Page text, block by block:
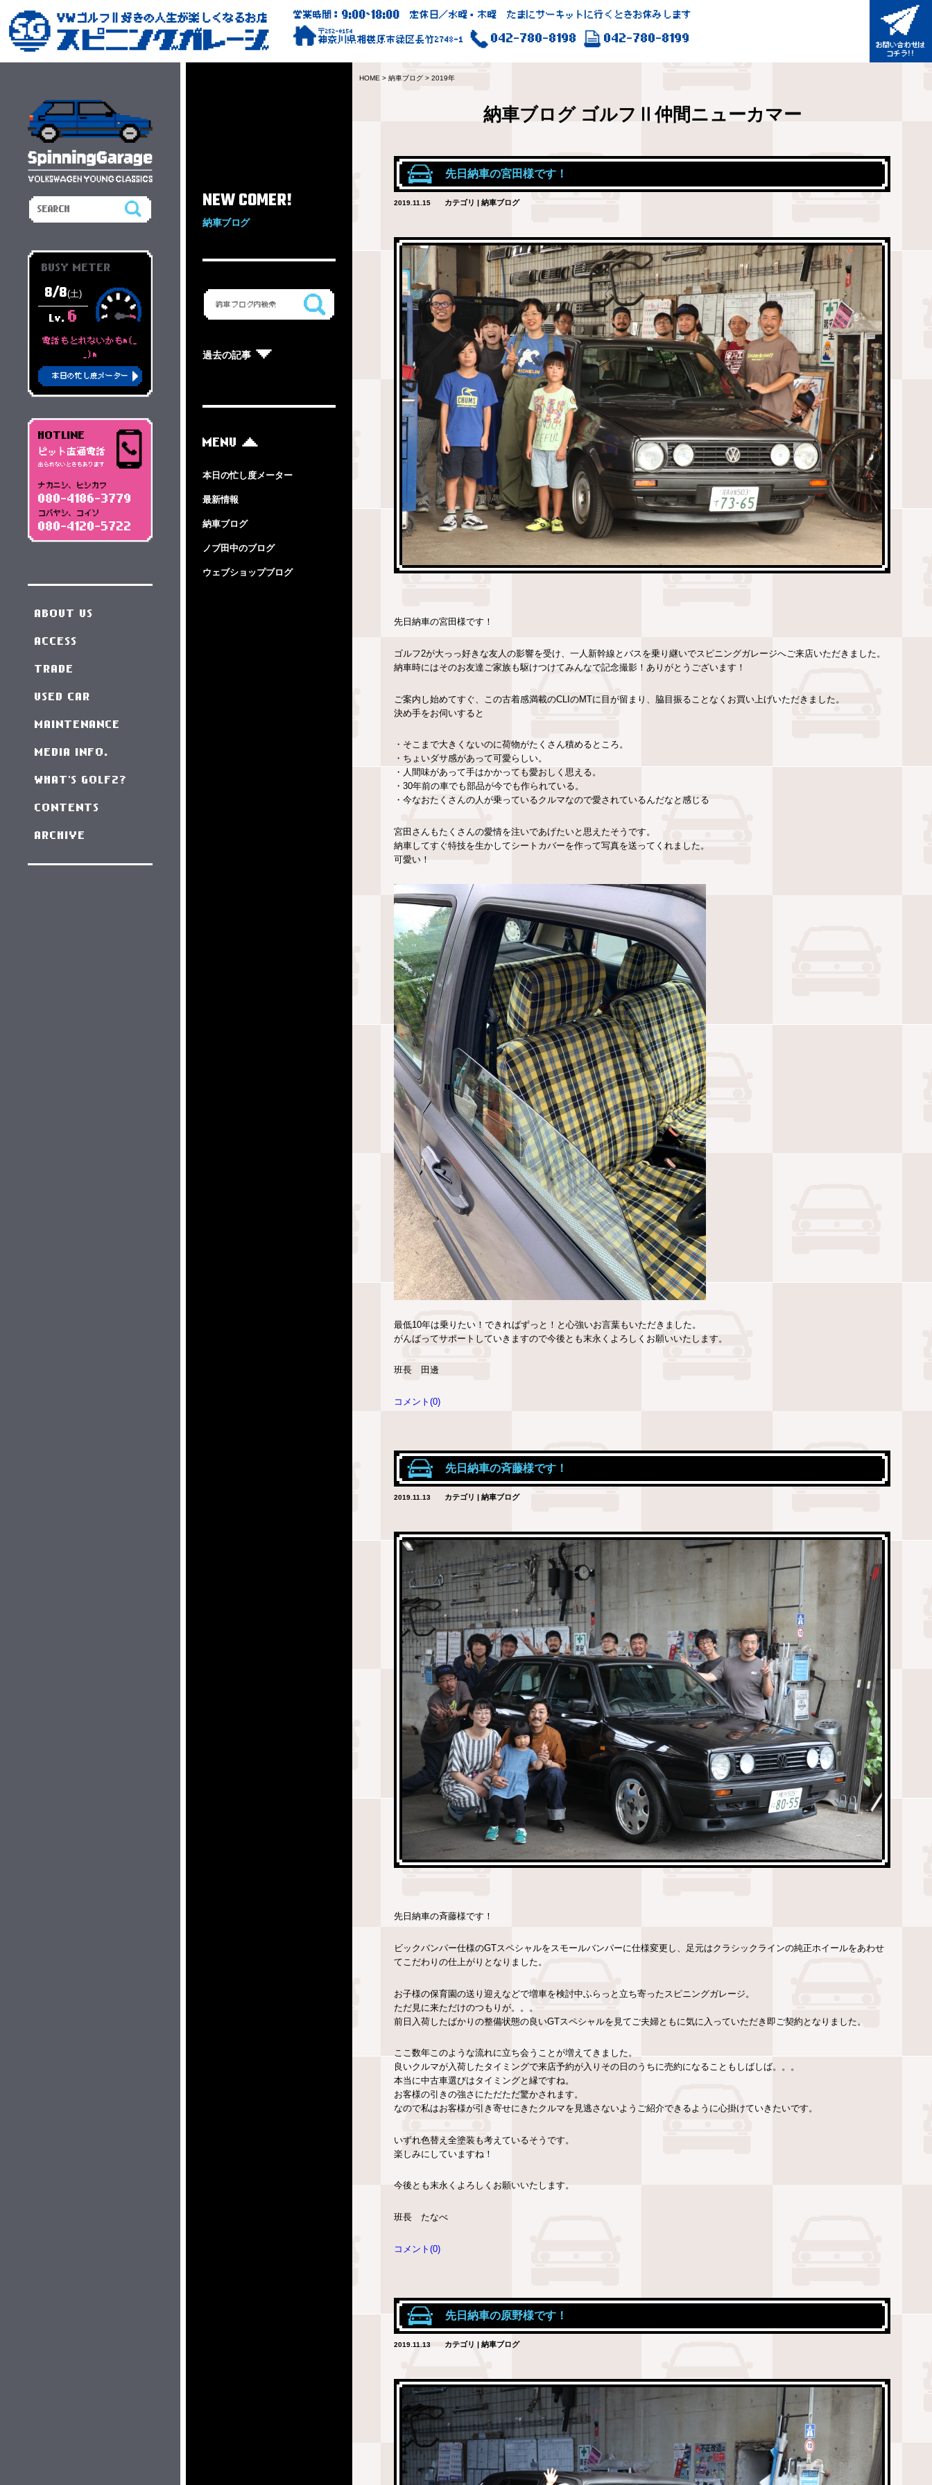
営業時間：9:00~18:00 定休日／水曜・木曜 たまにサーキットに行くときお休みします
〒252-0154
神奈川県相模原市緑区長竹2748-1 042-780-8198 042-780-8199
NEW COMER!
納車ブログ
過去の記事
MENU
本日の忙し度メーター
最新情報
納車ブログ
ノブ田中のブログ
ウェブショップブログ
HOME > 納車ブログ > 2019年
納車ブログ ゴルフⅡ仲間ニューカマー
先日納車の宮田様です！
2019.11.15 カテゴリ | 納車ブログ
先日納車の宮田様です！
ゴルフ2が大っっ好きな友人の影響を受け、一人新幹線とバスを乗り継いでスピニングガレージへご来店いただきました。
納車時にはそのお友達ご家族も駆けつけてみんなで記念撮影！ありがとうございます！
ご案内し始めてすぐ、この古着感満載のCLIのMTに目が留まり、脇目振ることなくお買い上げいただきました。
決め手をお伺いすると
・そこまで大きくないのに荷物がたくさん積めるところ。
・ちょいダサ感があって可愛らしい。
・人間味があって手はかかっても愛おしく思える。
・30年前の車でも部品が今でも作られている。
・今なおたくさんの人が乗っているクルマなので愛されているんだなと感じる
宮田さんもたくさんの愛情を注いであげたいと思えたそうです。
納車してすぐ特技を生かしてシートカバーを作って写真を送ってくれました。
可愛い！
最低10年は乗りたい！できればずっと！と心強いお言葉もいただきました。
がんばってサポートしていきますので今後とも末永くよろしくお願いいたします。
班長 田邊
コメント(0)
先日納車の斉藤様です！
2019.11.13 カテゴリ | 納車ブログ
先日納車の斉藤様です！
ビックバンパー仕様のGTスペシャルをスモールバンパーに仕様変更し、足元はクラシックラインの純正ホイールをあわせ
てこだわりの仕上がりとなりました。
お子様の保育園の送り迎えなどで増車を検討中ふらっと立ち寄ったスピニングガレージ。
ただ見に来ただけのつもりが。。。
前日入荷したばかりの整備状態の良いGTスペシャルを見てご夫婦ともに気に入っていただき即ご契約となりました。
ここ数年このような流れに立ち会うことが増えてきました。
良いクルマが入荷したタイミングで来店予約が入りその日のうちに売約になることもしばしば。。。
本当に中古車選びはタイミングと縁ですね。
お客様の引きの強さにただただ驚かされます。
なので私はお客様が引き寄せにきたクルマを見逃さないようご紹介できるように心掛けていきたいです。
いずれ色替え全塗装も考えているそうです。
楽しみにしていますね！
今後とも末永くよろしくお願いいたします。
班長 たなべ
コメント(0)
先日納車の原野様です！
2019.11.13 カテゴリ | 納車ブログ
BUSY METER
8/8(土)
Lv. 6
電話もとれないかもm(_
_)m
本日の忙し度メーター
HOTLINE
ピット直通電話
出られないときもあります
ナカニシ、ヒシカワ
080-4186-3779
コバヤシ、コイソ
080-4120-5722
ABOUT US
ACCESS
TRADE
USED CAR
MAINTENANCE
MEDIA INFO.
WHAT'S GOLF2?
CONTENTS
ARCHIVE